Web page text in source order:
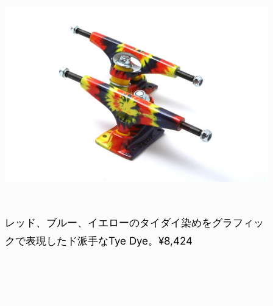
レッド、ブルー、イエローのタイダイ染めをグラフィッ
クで表現したド派手なTye Dye。¥8,424